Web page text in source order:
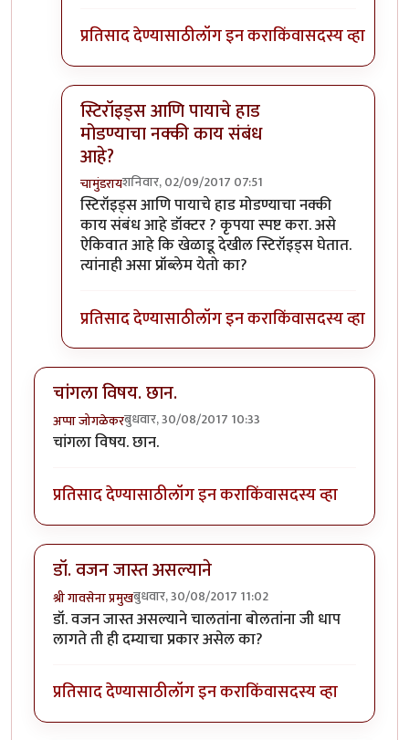
प्रतिसाद देण्यासाठीलॉग इन कराकिंवासदस्य व्हा
स्टिरॉइड्स आणि पायाचे हाड
मोडण्याचा नक्की काय संबंध
आहे?
चामुंडरायशनिवार, 02/09/2017 07:51
In reply toप्रत्येक वैद्यकशाखा काहीbyसुबोध खरे
स्टिरॉइड्स आणि पायाचे हाड मोडण्याचा नक्की
काय संबंध आहे डॉक्टर ? कृपया स्पष्ट करा. असे
ऐकिवात आहे कि खेळाडू देखील स्टिरॉइड्स घेतात.
त्यांनाही असा प्रॉब्लेम येतो का?
प्रतिसाद देण्यासाठीलॉग इन कराकिंवासदस्य व्हा
चांगला विषय. छान.
अप्पा जोगळेकरबुधवार, 30/08/2017 10:33
चांगला विषय. छान.
प्रतिसाद देण्यासाठीलॉग इन कराकिंवासदस्य व्हा
डॉ. वजन जास्त असल्याने
श्री गावसेना प्रमुखबुधवार, 30/08/2017 11:02
डॉ. वजन जास्त असल्याने चालतांना बोलतांना जी धाप
लागते ती ही दम्याचा प्रकार असेल का?
प्रतिसाद देण्यासाठीलॉग इन कराकिंवासदस्य व्हा